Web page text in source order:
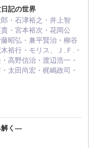
記の世界
・石津裕之・井上智
・宮本裕次・花岡公
昭弘・兼平賢治・柳谷
裕行・モリス、Ｊ.Ｆ.・
高野信治・渡辺浩一・
太田尚宏・梶嶋政司・
解く―